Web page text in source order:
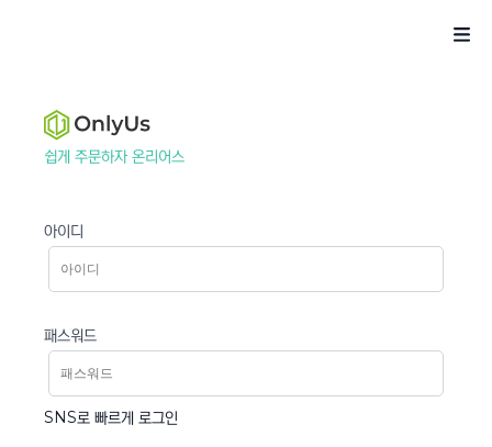
쉽게 주문하자 온리어스
아이디
패스워드
SNS로 빠르게 로그인